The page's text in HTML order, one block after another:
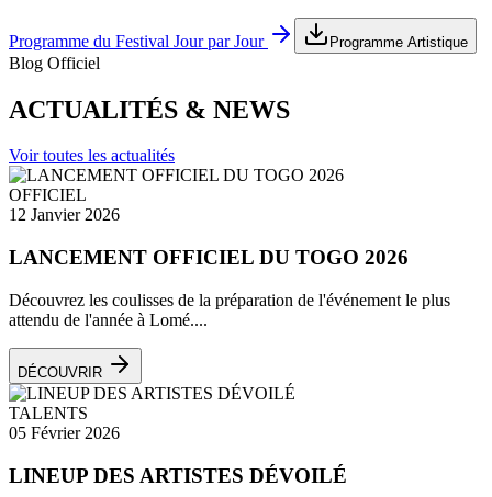
Programme du Festival Jour par Jour Programme Artistique
Blog Officiel
ACTUALITÉS & NEWS
Voir toutes les actualités
OFFICIEL
12 Janvier 2026
LANCEMENT OFFICIEL DU TOGO 2026
Découvrez les coulisses de la préparation de l'événement le plus
attendu de l'année à Lomé....
DÉCOUVRIR
TALENTS
05 Février 2026
LINEUP DES ARTISTES DÉVOILÉ